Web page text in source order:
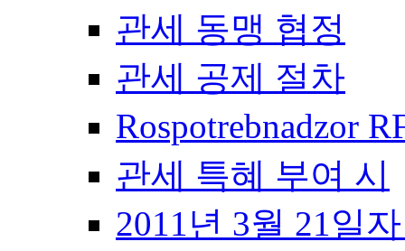
관세 동맹 협정
관세 공제 절차
Rospotrebnadzor
관세 특혜 부여 시
2011년 3월 21일